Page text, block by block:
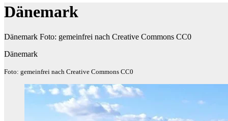
Dänemark
Dänemark Foto: gemeinfrei nach Creative Commons CC0
Dänemark
Foto: gemeinfrei nach Creative Commons CC0